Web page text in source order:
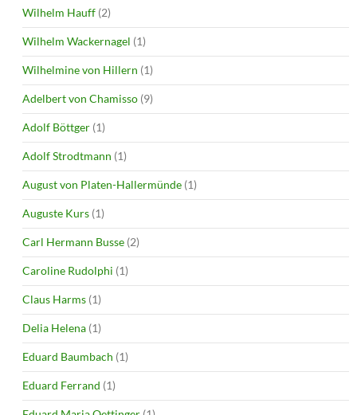
Wilhelm Hauff (2)
Wilhelm Wackernagel (1)
Wilhelmine von Hillern (1)
Adelbert von Chamisso (9)
Adolf Böttger (1)
Adolf Strodtmann (1)
August von Platen-Hallermünde (1)
Auguste Kurs (1)
Carl Hermann Busse (2)
Caroline Rudolphi (1)
Claus Harms (1)
Delia Helena (1)
Eduard Baumbach (1)
Eduard Ferrand (1)